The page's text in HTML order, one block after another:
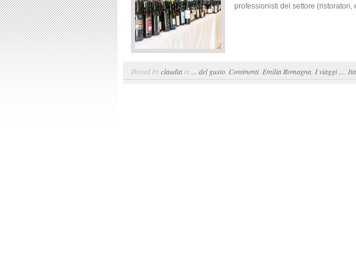
professionisti del settore
Posted byclaudia in ... del gusto Continenti, Emilia Romagna I viaggi ...